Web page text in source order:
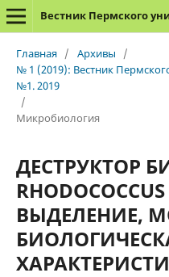
Вестник Пермского
Главная / Архивы
/
№ 1 (2019): Вестник
№1. 2019
/
Микробиология
ДЕСТРУКТОР
ВЫДЕЛЕНИЕ,